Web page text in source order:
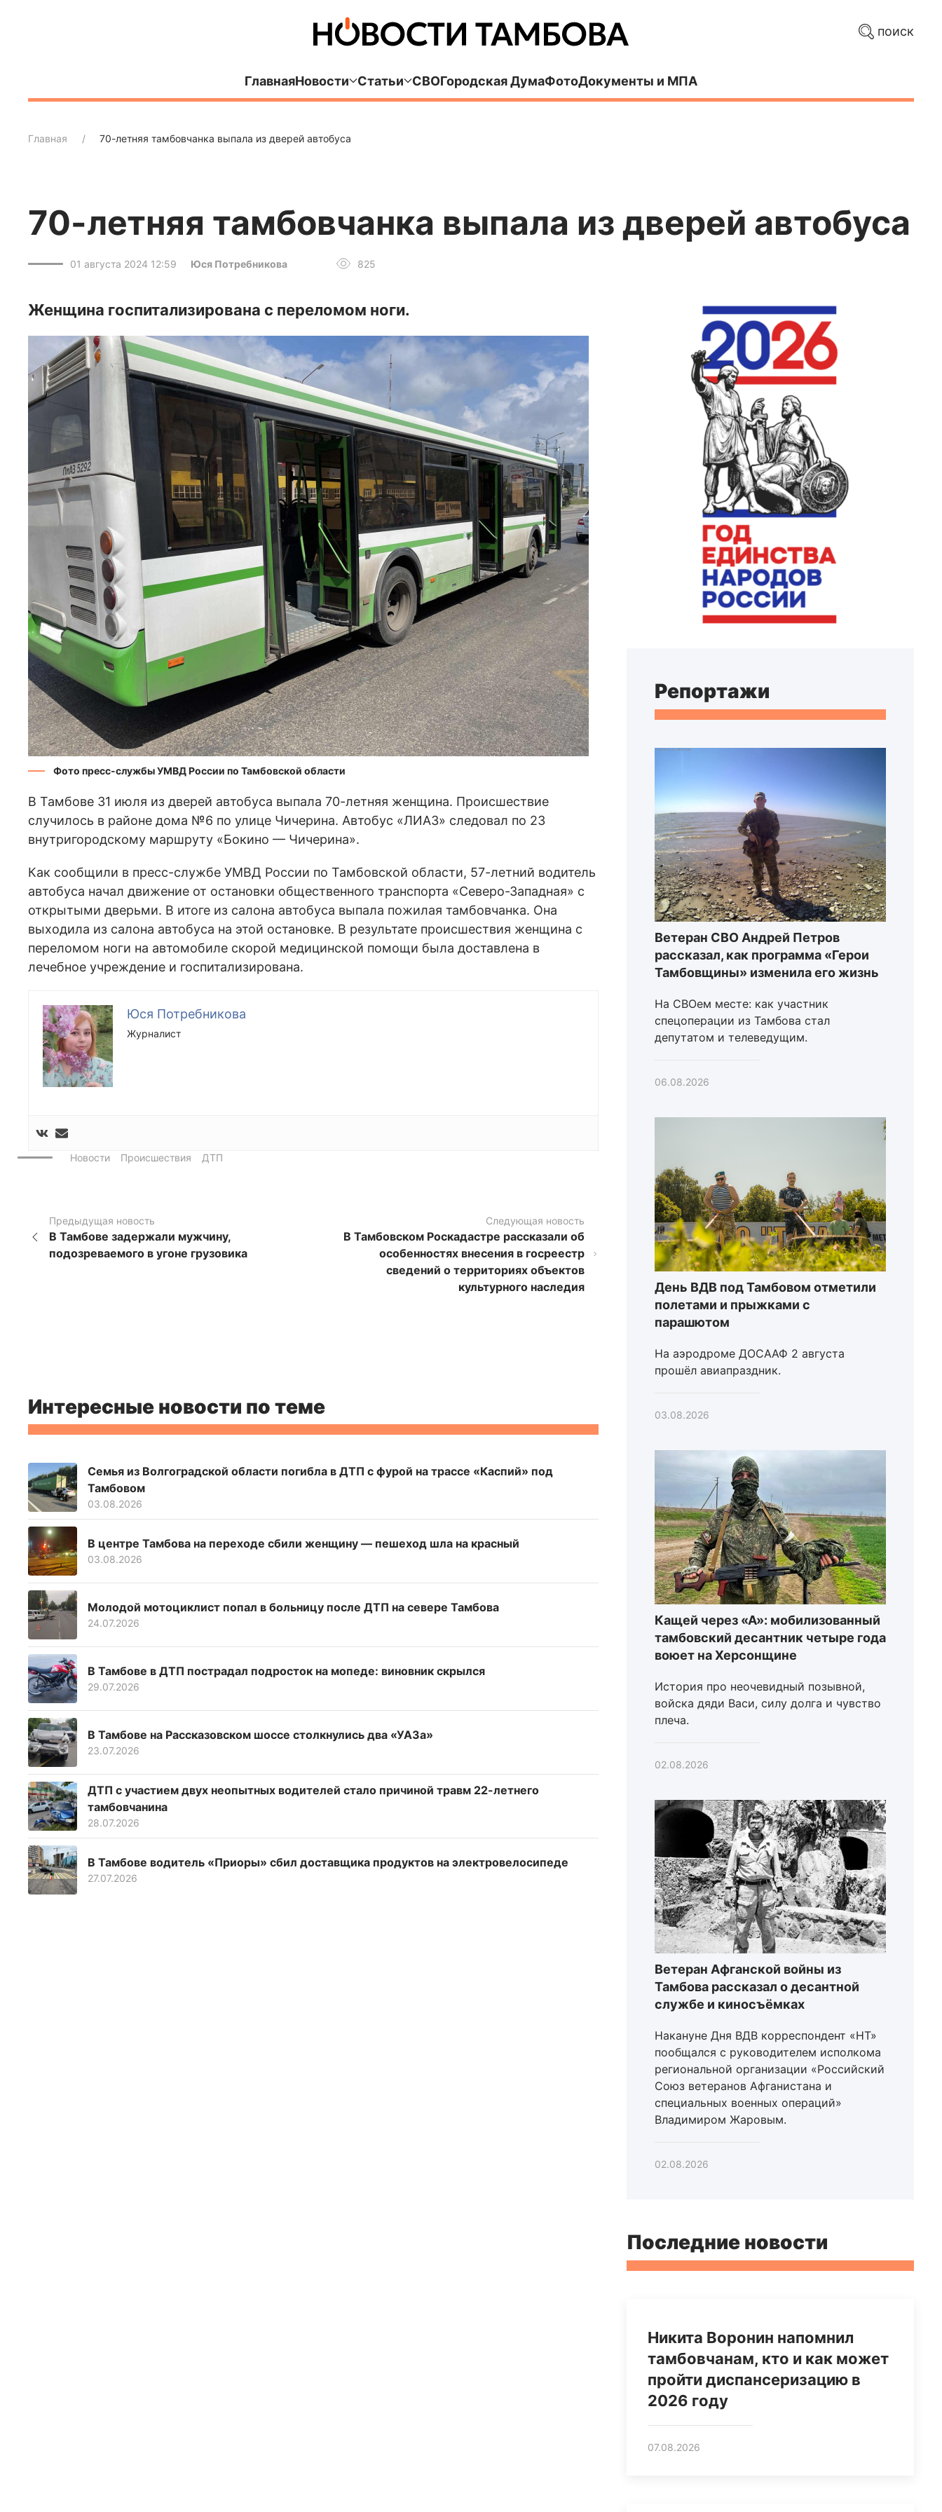
поиск
ГлавнаяНовости Статьи СВОГородская ДумаФотоДокументы и МПА
Главная 70-летняя тамбовчанка выпала из дверей автобуса
70-летняя тамбовчанка выпала из дверей автобуса
01 августа 2024 12:59 Юся Потребникова 825
Женщина госпитализирована с переломом ноги.
Фото пресс-службы УМВД России по Тамбовской области
В Тамбове 31 июля из дверей автобуса выпала 70-летняя женщина. Происшествие
случилось в районе дома №6 по улице Чичерина. Автобус «ЛИАЗ» следовал по 23
внутригородскому маршруту «Бокино — Чичерина».
Как сообщили в пресс-службе УМВД России по Тамбовской области, 57-летний водитель
автобуса начал движение от остановки общественного транспорта «Северо-Западная» с
открытыми дверьми. В итоге из салона автобуса выпала пожилая тамбовчанка. Она
выходила из салона автобуса на этой остановке. В результате происшествия женщина с
переломом ноги на автомобиле скорой медицинской помощи была доставлена в
лечебное учреждение и госпитализирована.
Юся Потребникова
Журналист
Новости Происшествия ДТП
Предыдущая новость
В Тамбове задержали мужчину,
подозреваемого в угоне грузовика
Следующая новость
В Тамбовском Роскадастре рассказали об
особенностях внесения в госреестр
сведений о территориях объектов
культурного наследия
Интересные новости по теме
Семья из Волгоградской области погибла в ДТП с фурой на трассе «Каспий» под
Тамбовом
03.08.2026
В центре Тамбова на переходе сбили женщину — пешеход шла на красный
03.08.2026
Молодой мотоциклист попал в больницу после ДТП на севере Тамбова
24.07.2026
В Тамбове в ДТП пострадал подросток на мопеде: виновник скрылся
29.07.2026
В Тамбове на Рассказовском шоссе столкнулись два «УАЗа»
23.07.2026
ДТП с участием двух неопытных водителей стало причиной травм 22-летнего
тамбовчанина
28.07.2026
В Тамбове водитель «Приоры» сбил доставщика продуктов на электровелосипеде
27.07.2026
Репортажи
Ветеран СВО Андрей Петров
рассказал, как программа «Герои
Тамбовщины» изменила его жизнь
На СВОем месте: как участник
спецоперации из Тамбова стал
депутатом и телеведущим.
06.08.2026
День ВДВ под Тамбовом отметили
полетами и прыжками с
парашютом
На аэродроме ДОСААФ 2 августа
прошёл авиапраздник.
03.08.2026
Кащей через «А»: мобилизованный
тамбовский десантник четыре года
воюет на Херсонщине
История про неочевидный позывной,
войска дяди Васи, силу долга и чувство
плеча.
02.08.2026
Ветеран Афганской войны из
Тамбова рассказал о десантной
службе и киносъёмках
Накануне Дня ВДВ корреспондент «НТ»
пообщался с руководителем исполкома
региональной организации «Российский
Союз ветеранов Афганистана и
специальных военных операций»
Владимиром Жаровым.
02.08.2026
Последние новости
Никита Воронин напомнил
тамбовчанам, кто и как может
пройти диспансеризацию в
2026 году
07.08.2026